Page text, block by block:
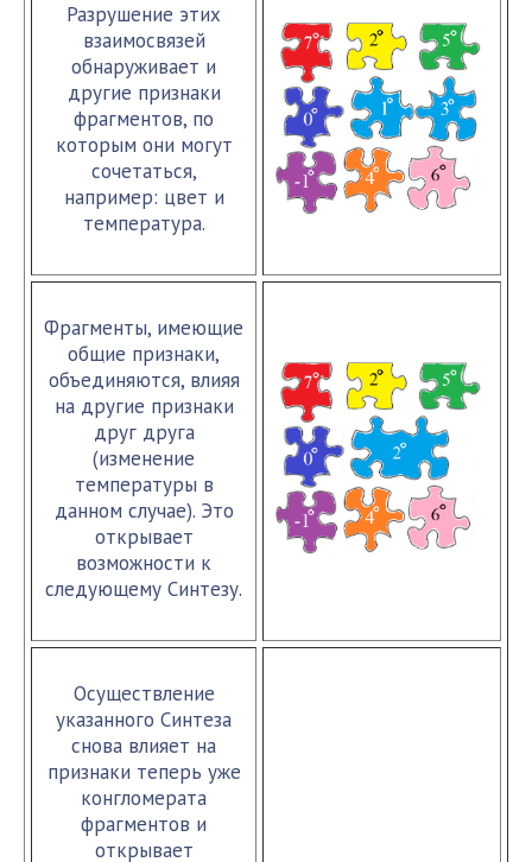
Разрушение этих
взаимосвязей
обнаруживает и
другие признаки
фрагментов, по
которым они могут
сочетаться,
например: цвет и
температура.
Фрагменты, имеющие
общие признаки,
объединяются, влияя
на другие признаки
друг друга
(изменение
температуры в
данном случае). Это
открывает
возможности к
следующему Синтезу.
Осуществление
указанного Синтеза
снова влияет на
признаки теперь уже
конгломерата
фрагментов и
открывает